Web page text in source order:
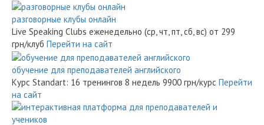
разговорные клубы онлайн
Live Speaking Clubs еженедельно (ср, чт, пт, сб, вс) от 299
грн/клуб Перейти на сайт
обучение для преподавателей английского
Курс Standart: 16 тренингов 8 недель 9900 грн/курс Перейти
на сайт